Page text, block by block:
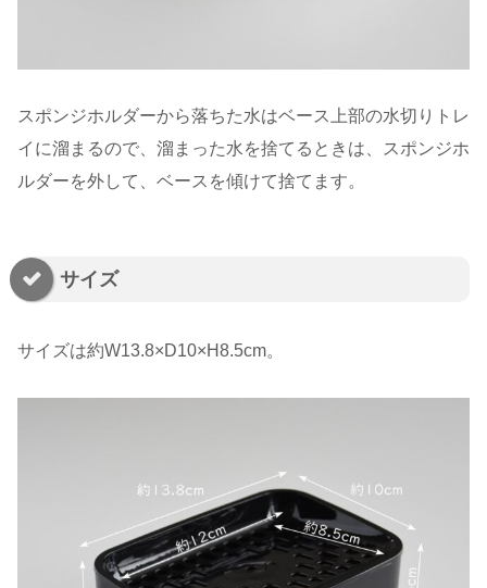
スポンジホルダーから落ちた水はベース上部の水切りトレ
イに溜まるので、溜まった水を捨てるときは、スポンジホ
ルダーを外して、ベースを傾けて捨てます。
サイズ
サイズは約W13.8×D10×H8.5cm。